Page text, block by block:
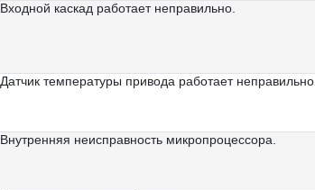
Входной каскад работает неправильно.
Датчик температуры привода работает неправильно.
Внутренняя неисправность микропроцессора.